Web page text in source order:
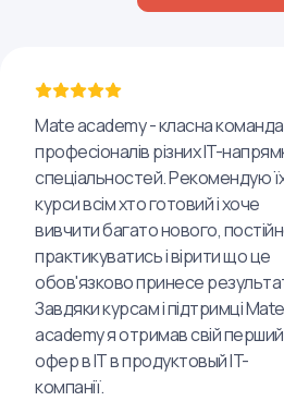
Mate academy - класна команда
професіоналів різних IT-
спеціальностей. Рекомендую
курси всім хто готовий і хоче
вивчити багато нового,
практикуватись і вірити що це
обов'язково принесе
Завдяки курсам і підтримці Mate
academy я отримав свій перший
офер в IT в продуктовый IT-
компанії.